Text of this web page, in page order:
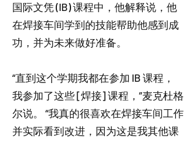
国际文凭 (IB) 课程中，他解释说，他
在焊接车间学到的技能帮助他感到成
功，并为未来做好准备。
“直到这个学期我都在参加 IB 课程，
我参加了这些 [焊接] 课程，”麦克杜格
尔说。 “我真的很喜欢在焊接车间工作
并实际看到改进，因为这是我其他课